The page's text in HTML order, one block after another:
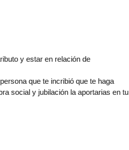
y estar en relación de
que te incribió que te haga
social y jubilación la aportarias en tu